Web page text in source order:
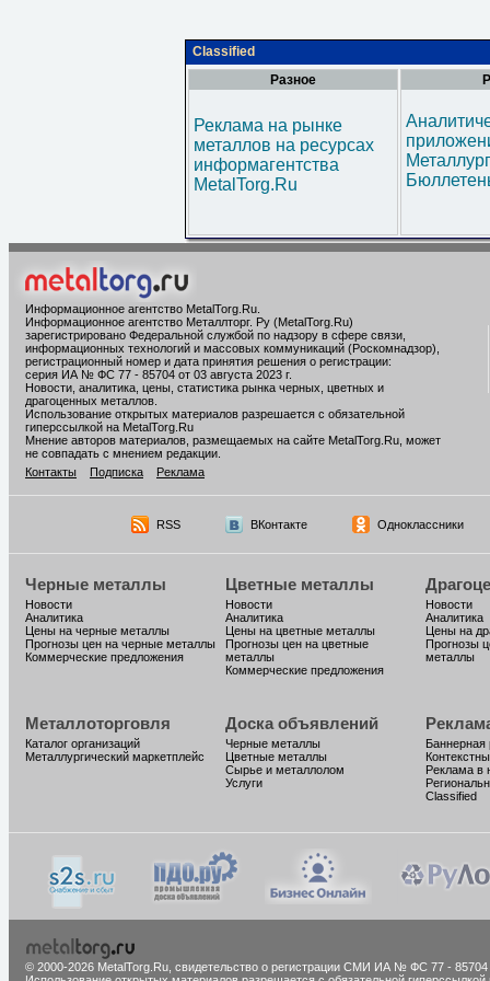
Classified
Разное
Реклама на рынке
металлов на ресурсах
информагентства
MetalTorg.Ru
Информационное агентство MetalTorg.Ru
Информационное агентство Металлторг. Ру (MetalTorg.Ru)
зарегистрировано Федеральной службой по надзору в сфере связи,
информационных технологий и массовых коммуникаций (Роскомнадзор),
регистрационный номер и дата принятия решения о регистрации:
серия ИА № ФС 77 - 85704 от 03 августа 2023 г.
Новости, аналитика, цены, статистика рынка черных, цветных и
драгоценных металлов.
Использование открытых материалов разрешается с обязательной
гиперссылкой на MetalTorg.Ru
Мнение авторов материалов, размещаемых на сайте MetalTorg.Ru, может
не совпадать с мнением редакции.
Контакты
Подписка Реклама
RSS ВКонтакте Одноклассники
Черные металлы
Новости
Аналитика
Цены на черные металлы
Прогнозы цен на черные металлы
Коммерческие предложения
Цветные металлы
Новости
Аналитика
Цены на цветные металлы
Прогнозы цен на цветные
металлы
Коммерческие предложения
Новости
Аналитика
Цены на
Прогнозы
металлы
Металлоторговля
Каталог организаций
Металлургический маркетплейс
Доска объявлений
Черные металлы
Цветные металлы
Сырье и металлолом
Услуги
Баннерная
Реклама в
Classified
© 2000-2026 MetalTorg.Ru, cвидетельство о регистрации СМИ ИА № ФС 77 - 85704